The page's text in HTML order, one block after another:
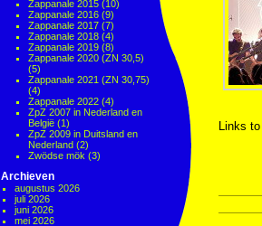
Zappanale 2015 (10)
Zappanale 2016 (9)
Zappanale 2017 (7)
Zappanale 2018 (4)
Zappanale 2019 (8)
Zappanale 2020 (ZN 30,5)
(5)
Zappanale 2021 (ZN 30,75)
(4)
Zappanale 2022 (4)
ZpZ 2007 in Nederland en
België (1)
ZpZ 2009 in Duitsland en
Nederland (2)
Zwödse mök (3)
Archieven
augustus 2026
juli 2026
juni 2026
mei 2026
Links